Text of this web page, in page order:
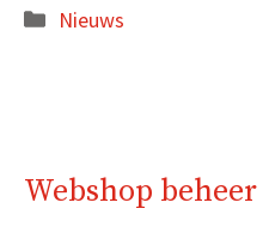
Categorías
Nieuws
Webshop beheer